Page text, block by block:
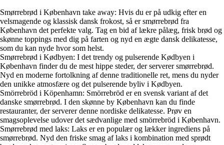
Smørrebrød i København take away: Hvis du er på udkig efter en
velsmagende og klassisk dansk frokost, så er smørrebrød fra
København det perfekte valg. Tag en bid af lækre pålæg, frisk brød og
skønne toppings med dig på farten og nyd en ægte dansk delikatesse,
som du kan nyde hvor som helst.
Smørrebrød i Kødbyen: I det trendy og pulserende Kødbyen i
København finder du de mest hippe steder, der serverer smørrebrød.
Nyd en moderne fortolkning af denne traditionelle ret, mens du nyder
den unikke atmosfære og det pulserende byliv i Kødbyen.
Smörrebröd i Köpenhamn: Smörrebröd er en svensk variant af det
danske smørrebrød. I den skønne by København kan du finde
restauranter, der serverer denne nordiske delikatesse. Prøv en
smagsoplevelse udover det sædvanlige med smörrebröd i København.
Smørrebrød med laks: Laks er en populær og lækker ingrediens på
smørrebrød. Nyd den friske smag af laks i kombination med sprødt